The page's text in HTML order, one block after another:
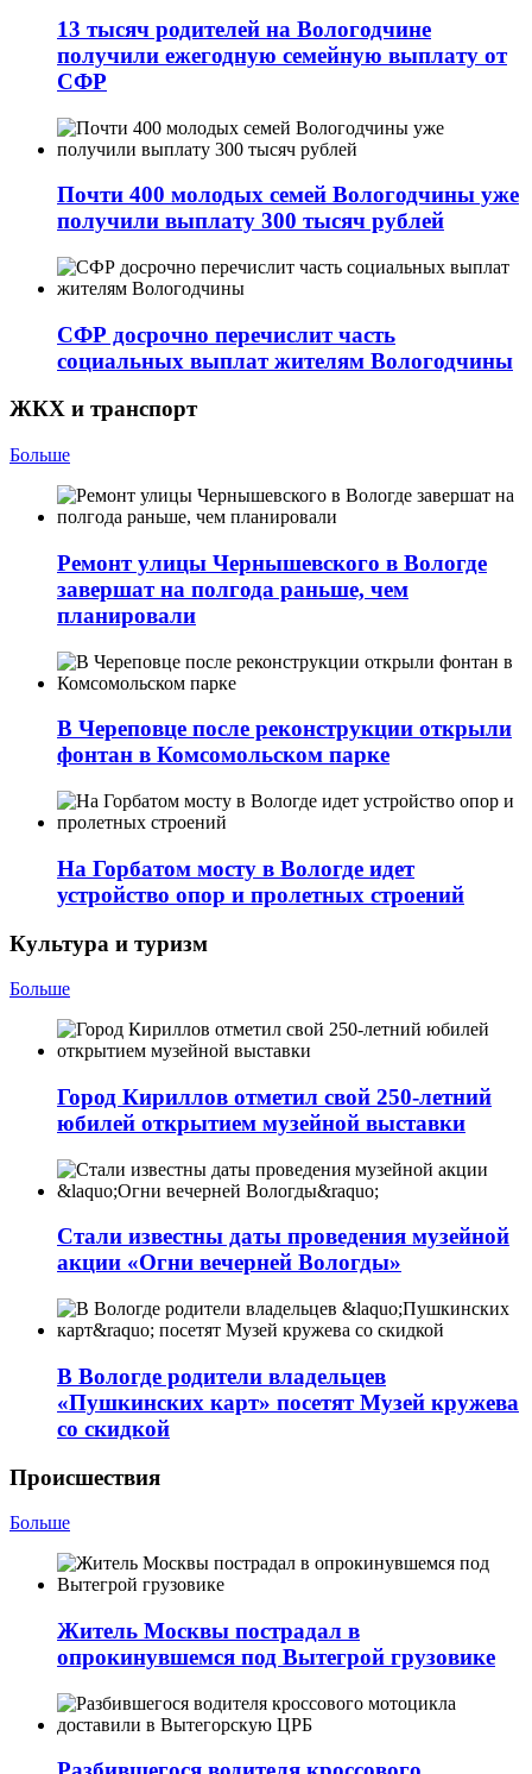
13 тысяч родителей на Вологодчине
получили ежегодную семейную выплату от
СФР
Почти 400 молодых семей Вологодчины уже
получили выплату 300 тысяч рублей
СФР досрочно перечислит часть
социальных выплат жителям Вологодчины
ЖКХ и транспорт
Больше
Ремонт улицы Чернышевского в Вологде
завершат на полгода раньше, чем
планировали
В Череповце после реконструкции открыли
фонтан в Комсомольском парке
На Горбатом мосту в Вологде идет
устройство опор и пролетных строений
Культура и туризм
Больше
Город Кириллов отметил свой 250-летний
юбилей открытием музейной выставки
Стали известны даты проведения музейной
акции «Огни вечерней Вологды»
В Вологде родители владельцев
«Пушкинских карт» посетят Музей кружева
со скидкой
Происшествия
Больше
Житель Москвы пострадал в
опрокинувшемся под Вытегрой грузовике